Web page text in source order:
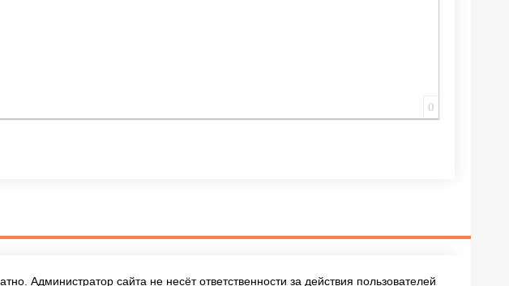
0
Администратор сайта не несёт ответственности за действия пользователей